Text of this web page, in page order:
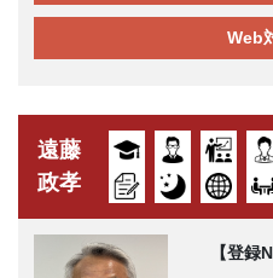
Web
遠藤
政孝
【登録